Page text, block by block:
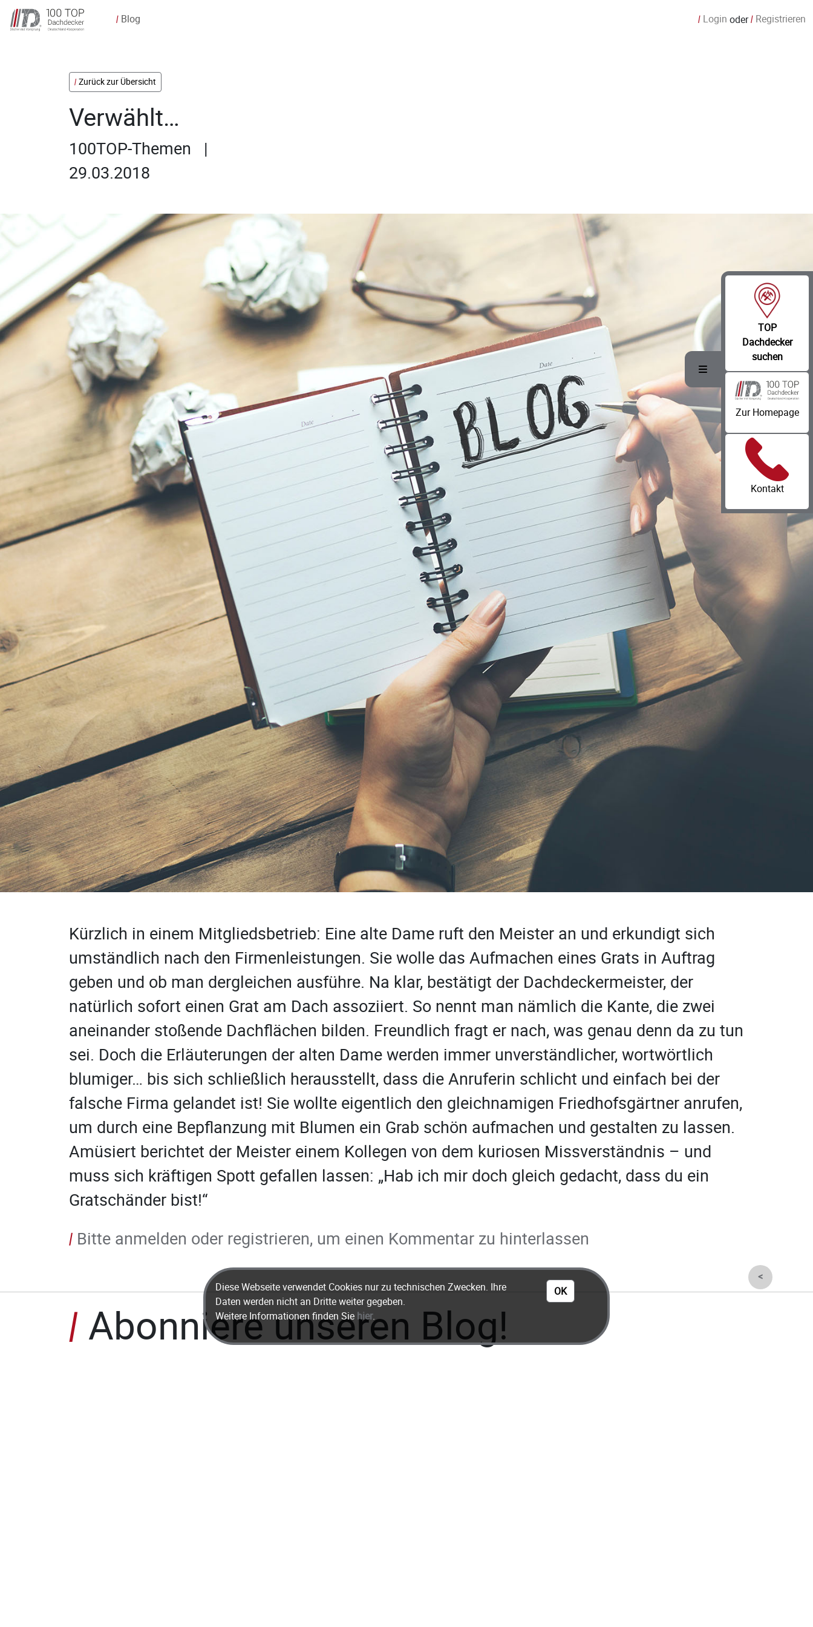
/Blog / Login oder/ Registrieren
<
Toggle Menu
TOP
Dachdecker
suchen
Zur Homepage
Kontakt
Zurück zur Übersicht
Verwählt…
100TOP-Themen |
29.03.2018
Kürzlich in einem Mitgliedsbetrieb: Eine alte Dame ruft den Meister an und erkundigt sich
umständlich nach den Firmenleistungen. Sie wolle das Aufmachen eines Grats in Auftrag
geben und ob man dergleichen ausführe. Na klar, bestätigt der Dachdeckermeister, der
natürlich sofort einen Grat am Dach assoziiert. So nennt man nämlich die Kante, die zwei
aneinander stoßende Dachflächen bilden. Freundlich fragt er nach, was genau denn da zu tun
sei. Doch die Erläuterungen der alten Dame werden immer unverständlicher, wortwörtlich
blumiger… bis sich schließlich herausstellt, dass die Anruferin schlicht und einfach bei der
falsche Firma gelandet ist! Sie wollte eigentlich den gleichnamigen Friedhofsgärtner anrufen,
um durch eine Bepflanzung mit Blumen ein Grab schön aufmachen und gestalten zu lassen.
Amüsiert berichtet der Meister einem Kollegen von dem kuriosen Missverständnis – und
muss sich kräftigen Spott gefallen lassen: „Hab ich mir doch gleich gedacht, dass du ein
Gratschänder bist!“
Bitte anmelden oder registrieren, um einen Kommentar zu hinterlassen
/ Abonniere unseren Blog!
Diese Webseite verwendet Cookies nur zu technischen Zwecken. Ihre
Daten werden nicht an Dritte weiter gegeben.
Weitere Informationen finden Sie hier.
OK